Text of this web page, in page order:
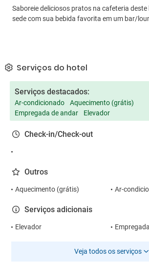
Saboreie deliciosos pratos na cafeteria
sede com sua bebida favorita em um bar/
Serviços do hotel
Serviços destacados:
Ar-condicionado
Aquecimento (grátis)
Empregada de andar
Elevador
Check-in/Check-out
Outros
Aquecimento (grátis) Ar-
Serviços adicionais
Elevador
Veja todos os serviços